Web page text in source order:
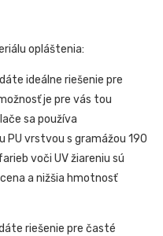
opláštenia:
ideálne riešenie pre
je pre vás tou
sa používa
PU vrstvou s gramážou 190
voči UV žiareniu sú
a nižšia hmotnosť
riešenie pre časté